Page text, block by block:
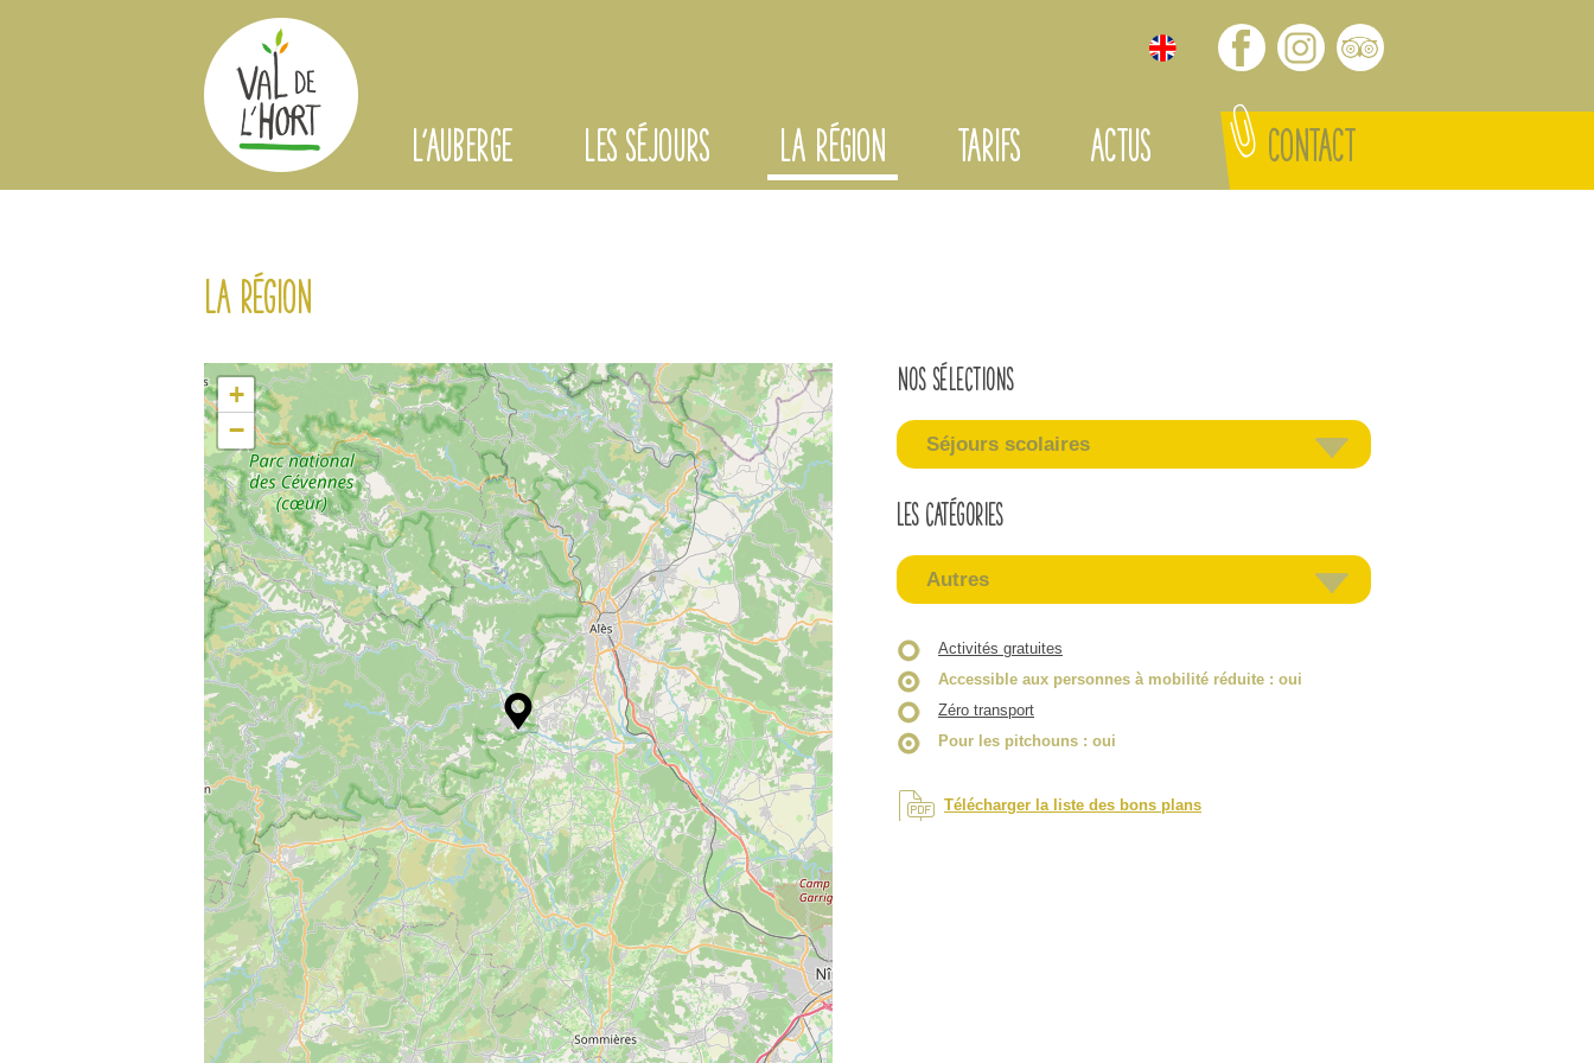
La région
+
−
Nos sélections
Séjours scolaires
Les catégories
Autres
Activités gratuites
Accessible aux personnes à mobilité réduite : oui
Zéro transport
Pour les pitchouns : oui
Télécharger la liste des bons plans
L'AUBERGE LES SÉJOURS LA RÉGION TARIFS ACTUS CONTACT